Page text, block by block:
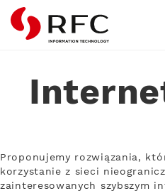
RFC
Proponujemy rozwiązania,
korzystanie z sieci
zainteresowanych szybszym